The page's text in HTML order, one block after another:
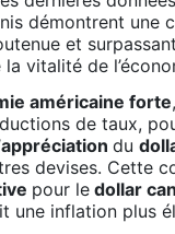
démontrent une
et
vitalité de
américaine forte
de taux,
appréciation du
devises. Cette
pour ledollar
une inflation plus